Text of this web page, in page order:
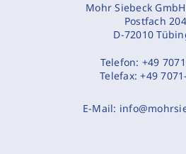
Mohr Siebeck
Postfach
D-72010
Telefon: +49
Telefax:+49
E-Mail: